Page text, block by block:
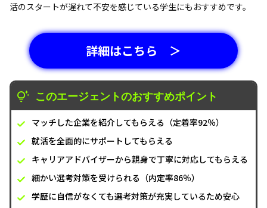
活のスタートが遅れて不安を感じている学生にもおすすめです。
詳細はこちら ＞
このエージェントのおすすめポイント
マッチした企業を紹介してもらえる（定着率92％）
就活を全面的にサポートしてもらえる
キャリアアドバイザーから親身で丁寧に対応してもらえる
細かい選考対策を受けられる（内定率86％）
学歴に自信がなくても選考対策が充実しているため安心